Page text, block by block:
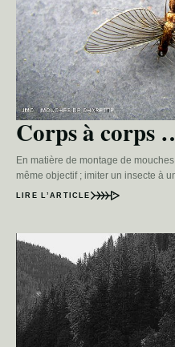
Corps à corps
En matière de montage de
même objectif ; imiter un insecte à
LIRE L’ARTICLE